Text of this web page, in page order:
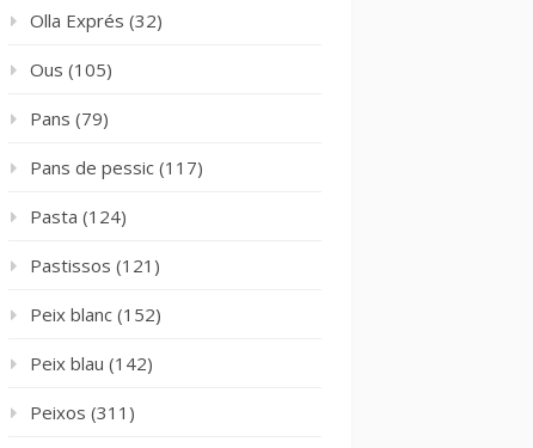
Olla Exprés (32)
Ous (105)
Pans (79)
Pans de pessic (117)
Pasta (124)
Pastissos (121)
Peix blanc (152)
Peix blau (142)
Peixos (311)